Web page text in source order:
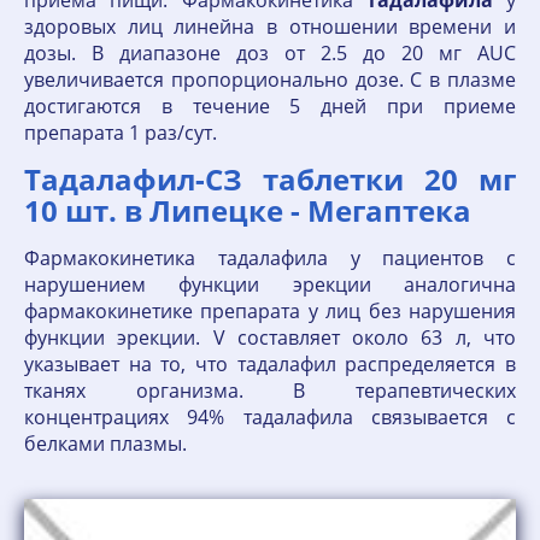
здоровых лиц линейна в отношении времени и
дозы. В диапазоне доз от 2.5 до 20 мг AUC
увеличивается пропорционально дозе. C в плазме
достигаются в течение 5 дней при приеме
препарата 1 раз/сут.
Тадалафил-СЗ таблетки 20 мг
10 шт. в Липецке - Мегаптека
Фармакокинетика тадалафила у пациентов с
нарушением функции эрекции аналогична
фармакокинетике препарата у лиц без нарушения
функции эрекции. V составляет около 63 л, что
указывает на то, что тадалафил распределяется в
тканях организма. В терапевтических
концентрациях 94% тадалафила связывается с
белками плазмы.